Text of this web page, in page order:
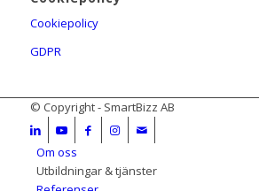
Cookiepolicy
GDPR
© Copyright - SmartBizz AB
Om oss
Utbildningar & tjänster